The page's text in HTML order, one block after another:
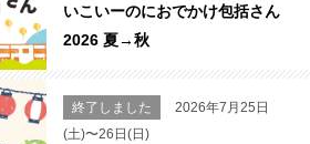
いこいーのにおでかけ包括さん
2026 夏→秋
終了しました
2026年7月25日
(土)〜26日(日)